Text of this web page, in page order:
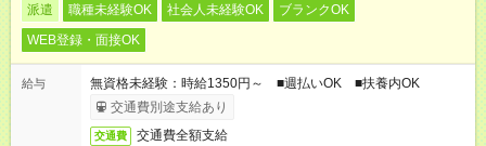
派遣 職種未経験OK 社会人未経験OK
ブランクOK
WEB登録・面接OK
給与
無資格未経験：時給1350円～ ■週払いOK ■扶養内OK
交通費別途支給あり
交通費 交通費全額支給